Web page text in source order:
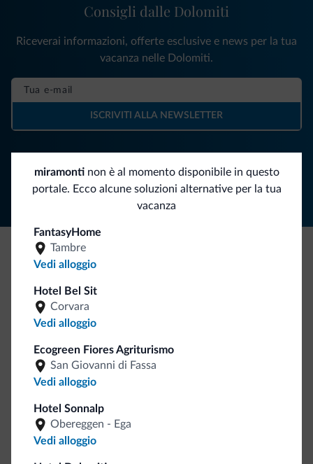
miramontinon è al momento disponibile in questo
portale. Ecco alcune soluzioni alternative per la tua
vacanza
FantasyHome
Tambre
Vedi alloggio
Hotel Bel Sit
Corvara
Vedi alloggio
Ecogreen Fiores Agriturismo
San Giovanni di Fassa
Vedi alloggio
Hotel Sonnalp
Obereggen - Ega
Vedi alloggio
Segui Dolomiti.it
Consigli dalle Dolomiti
Riceverai informazioni, offerte esclusive e news per la tua
vacanza nelle Dolomiti.
ISCRIVITI ALLA NEWSLETTER
Be Original, scopri la nuova collezione
Ce l'avete chiesto in tanti. Ecco la nuova collezione firmata
Dolomiti.it!